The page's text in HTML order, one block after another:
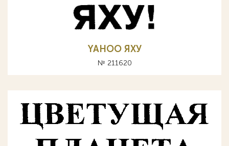
YAHOO ЯХУ
№ 211620